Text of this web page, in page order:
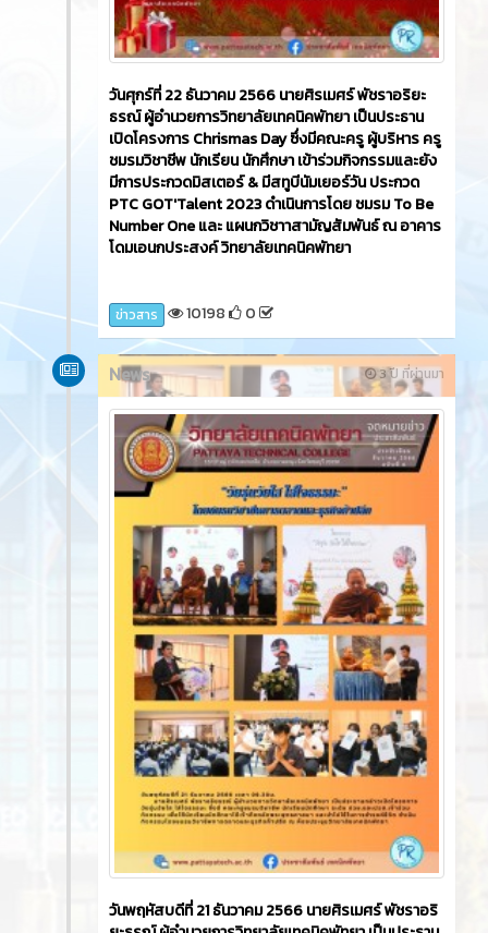
วันศุกร์ที่ 22 ธันวาคม 2566​ นายศิรเมศร์ พัชราอริยะ
ธรณ์ ผู้อำนวยการวิทยาลัยเทคนิคพัทยา เป็นประธาน
เปิดโครงการ Chrismas Day ซึ่งมีคณะครู ผู้บริหาร ครู
ชมรมวิชาชีพ นักเรียน นักศึกษา เข้าร่วมกิจกรรมและยัง
มีการประกวดมิสเตอร์ & มีสทูบีนัมเยอร์วัน ประกวด
PTC GOT'Talent 2023 ดำเนินการโดย ชมรม To Be
Number One และ แผนกวิชาาสามัญสัมพันธ์ ณ อาคาร
โดมเอนกประสงค์ วิทยาลัยเทคนิคพัทยา
ข่าวสาร 10198 0
3 ปี ที่ผ่านมา
News
วันพฤหัสบดีที่ 21 ธันวาคม 2566​ นายศิรเมศร์ พัชราอริ